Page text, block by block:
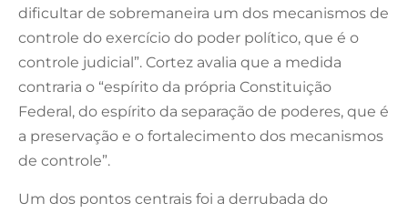
dificultar de sobremaneira um dos mecanismos de
controle do exercício do poder político, que é o
controle judicial”. Cortez avalia que a medida
contraria o “espírito da própria Constituição
Federal, do espírito da separação de poderes, que é
a preservação e o fortalecimento dos mecanismos
de controle”.
Um dos pontos centrais foi a derrubada do